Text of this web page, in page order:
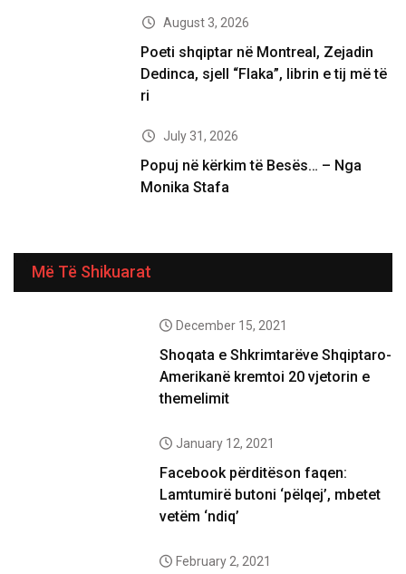
August 3, 2026
Poeti shqiptar në Montreal, Zejadin
Dedinca, sjell “Flaka”, librin e tij më të
ri
July 31, 2026
Popuj në kërkim të Besës… – Nga
Monika Stafa
Më Të Shikuarat
December 15, 2021
Shoqata e Shkrimtarëve Shqiptaro-
Amerikanë kremtoi 20 vjetorin e
themelimit
January 12, 2021
Facebook përditëson faqen:
Lamtumirë butoni ‘pëlqej’, mbetet
vetëm ‘ndiq’
February 2, 2021